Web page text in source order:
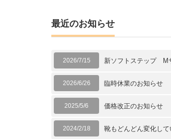
最近のお知らせ
2026/7/15 新ソフトステップ M
2026/6/26 臨時休業のお知らせ
2025/5/6 価格改正のお知らせ
2024/2/18 靴もどんどん変化し